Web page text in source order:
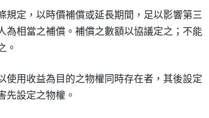
規定，以時價補償或延長期間，足以影響第三
為相當之補償。補償之數額以協議定之；不能
。
使用收益為目的之物權同時存在者，其後設定
先設定之物權。